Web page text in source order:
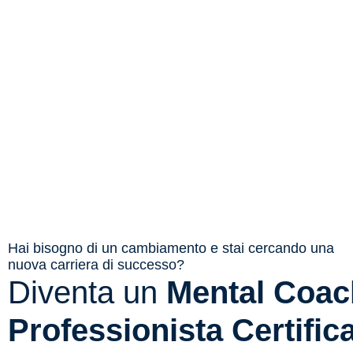
Hai bisogno di un cambiamento e stai cercando una
nuova carriera di successo?
Diventa un Mental
Professionista